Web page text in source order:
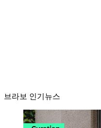
브라보 인기뉴스